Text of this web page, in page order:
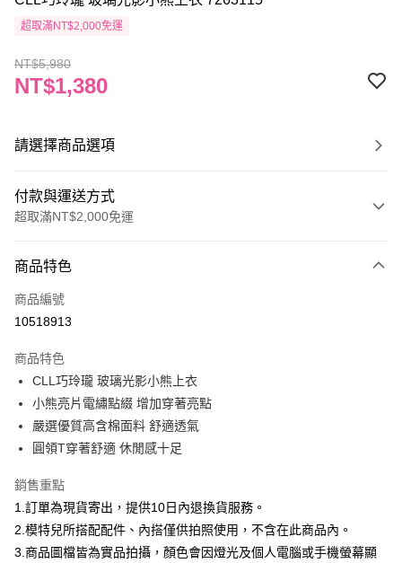
超取滿NT$2,000免運
NT$5,980
NT$1,380
請選擇商品選項
付款與運送方式
超取滿NT$2,000免運
信用卡一次付款
信用卡分期付款
合作金庫商業銀行
華南商業銀行
上海商業儲蓄銀行
國泰世華商業銀行
臺灣中小企業銀行
聯邦商業銀行
元大商業銀行
永豐商業銀行
台新國際商業銀行
中國信託商業銀行
台灣樂天信用卡公司
超商取貨付款
LINE Pay
Apple Pay
悠遊付
Google Pay
商品特色
商品編號
10518913
商品特色
CLL巧玲瓏 玻璃光影小熊上衣
小熊亮片電繡點綴 增加穿著亮點
嚴選優質高含棉面料 舒適透氣
圓領T穿著舒適 休閒感十足
銷售重點
1.訂單為現貨寄出，提供10日內退換貨服務。
2.模特兒所搭配配件、內搭僅供拍照使用，不含在此商品內。
3.商品圖檔皆為實品拍攝，顏色會因燈光及個人電腦或手機螢幕顯